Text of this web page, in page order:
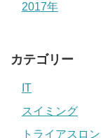
2017年
カテゴリー
IT
スイミング
トライアスロン